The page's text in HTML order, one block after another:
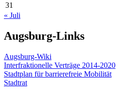
31
« Juli
Augsburg-Links
Augsburg-Wiki
Interfraktionelle Verträge 2014-2020
Stadtplan für barrierefreie Mobilität
Stadtrat